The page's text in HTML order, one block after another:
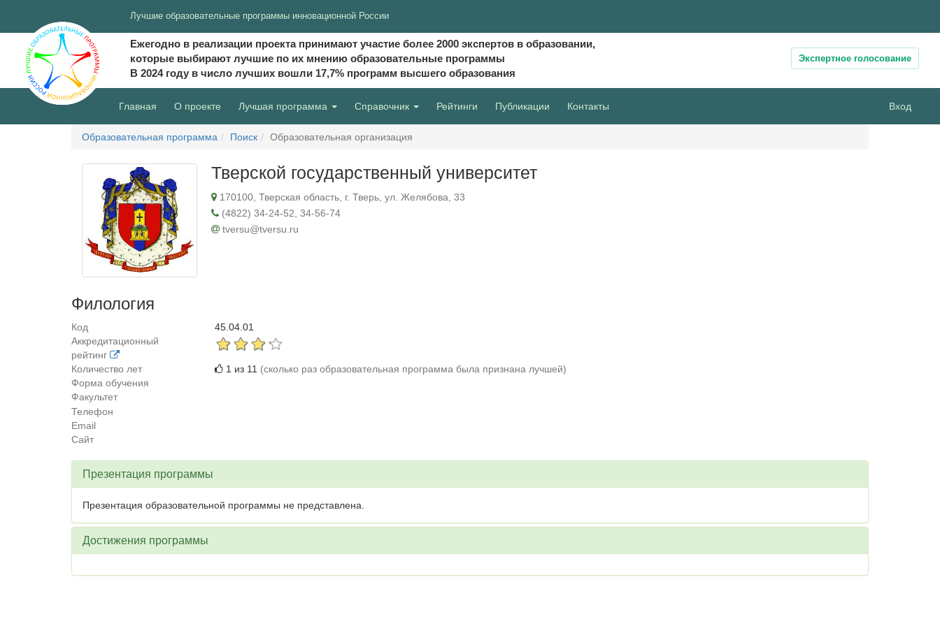
Лучшие образовательные программы инновационной России
Ежегодно в реализации проекта принимают участие более 2000 экспертов в образовании,
которые выбирают лучшие по их мнению образовательные программы
В 2024 году в число лучших вошли 17,7% программ высшего образования
Экспертное голосование
Главная О проекте (current)
Лучшая программа Справочник Рейтинги Публикации Контакты Вход
Образовательная программа Поиск Образовательная организация
Тверской государственный университет
170100, Тверская область, г. Тверь, ул. Желябова, 33
(4822) 34-24-52, 34-56-74
tversu@tversu.ru
Филология
Код
45.04.01
Аккредитационный
рейтинг
Количество лет
1 из 11 (сколько раз образовательная программа была признана лучшей)
Форма обучения
Факультет
Телефон
Email
Сайт
Презентация программы
Презентация образовательной программы не представлена.
Достижения программы